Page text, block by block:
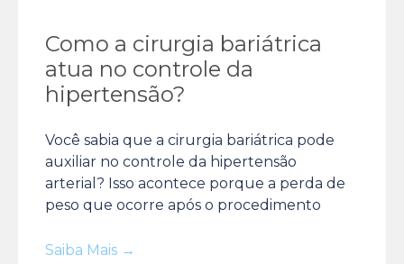
Como a cirurgia bariátrica
atua no controle da
hipertensão?
Você sabia que a cirurgia bariátrica pode
auxiliar no controle da hipertensão
arterial? Isso acontece porque a perda de
peso que ocorre após o procedimento
Saiba Mais →